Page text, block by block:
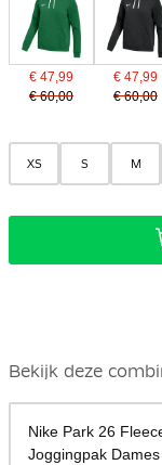
€ 47,99
€ 60,00
€ 47,99
€ 60,00
XS S M
Bekijk deze
Nike Park 26
Joggingpak